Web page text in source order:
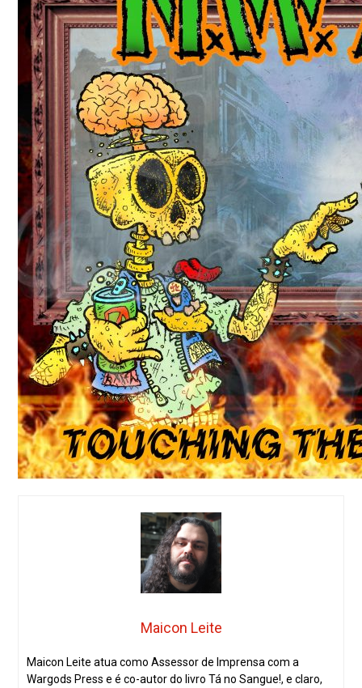
Maicon Leite
Maicon Leite atua como Assessor de Imprensa com a
Wargods Press e é co-autor do livro Tá no Sangue!, e claro,